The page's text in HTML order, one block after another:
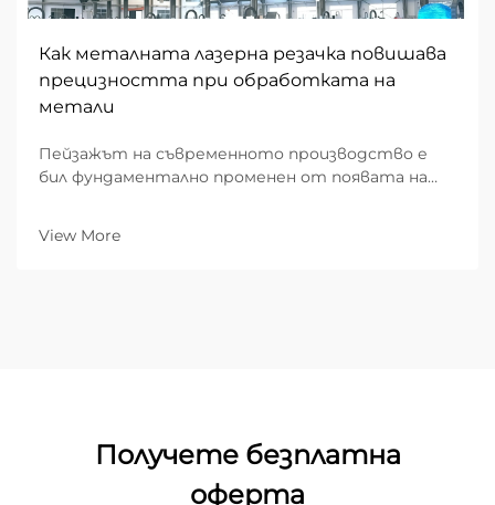
Как металната лазерна резачка повишава
прецизността при обработката на
метали
Пейзажът на съвременното производство е
бил фундаментално променен от появата на
резачка се отличава като дефинитивен
View More
Получете безплатна
оферта